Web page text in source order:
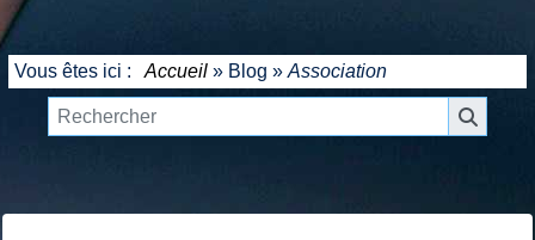
Vous êtes ici : Accueil » Blog » Association